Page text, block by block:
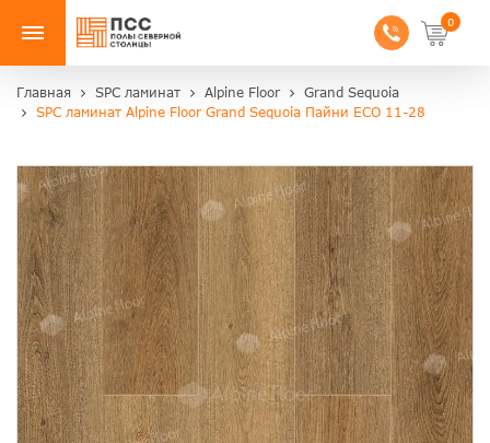
0
Главная SPC ламинат Alpine Floor
Grand Sequoia
SPC ламинат Alpine Floor Grand Sequoia Пайни ЕСО 11-28